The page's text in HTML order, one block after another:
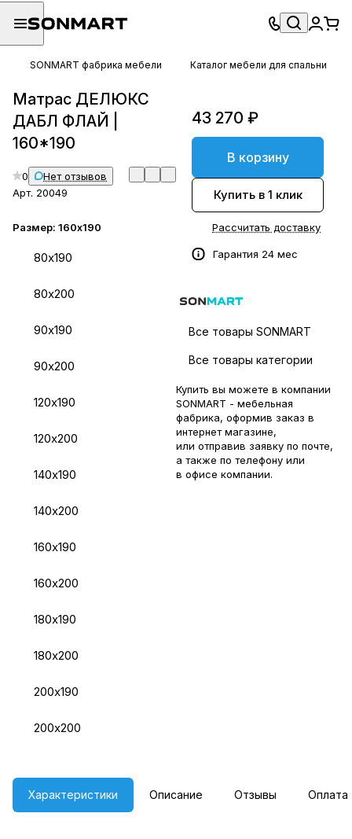
SONMART фабрика мебели Каталог мебели для спальни
Матрас ДЕЛЮКС
ДАБЛ ФЛАЙ |
160*190
0
Нет отзывов
Арт. 20049
Размер: 160х190
80х190
80х200
90х190
90х200
120х190
120х200
140х190
140х200
160х190
160х200
180х190
180х200
200х190
200х200
43 270 ₽
В корзину
Купить в 1 клик
Рассчитать доставку
Гарантия 24 мес
Все товары SONMART
Все товары категории
Купить вы можете в компании
SONMART - мебельная
фабрика, оформив заказ в
интернет магазине,
или отправив заявку по почте,
а также по телефону или
в офисе компании.
Характеристики Описание Отзывы Оплата